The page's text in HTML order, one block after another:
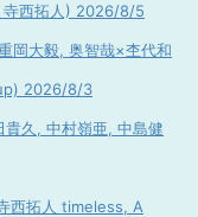
西拓人) 2026/8/5
岡大毅, 奥智哉×杢代和
2026/8/3
久, 中村嶺亜, 中島健
西拓人 timeless, A